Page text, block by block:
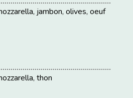
jambon, olives, oeuf
thon